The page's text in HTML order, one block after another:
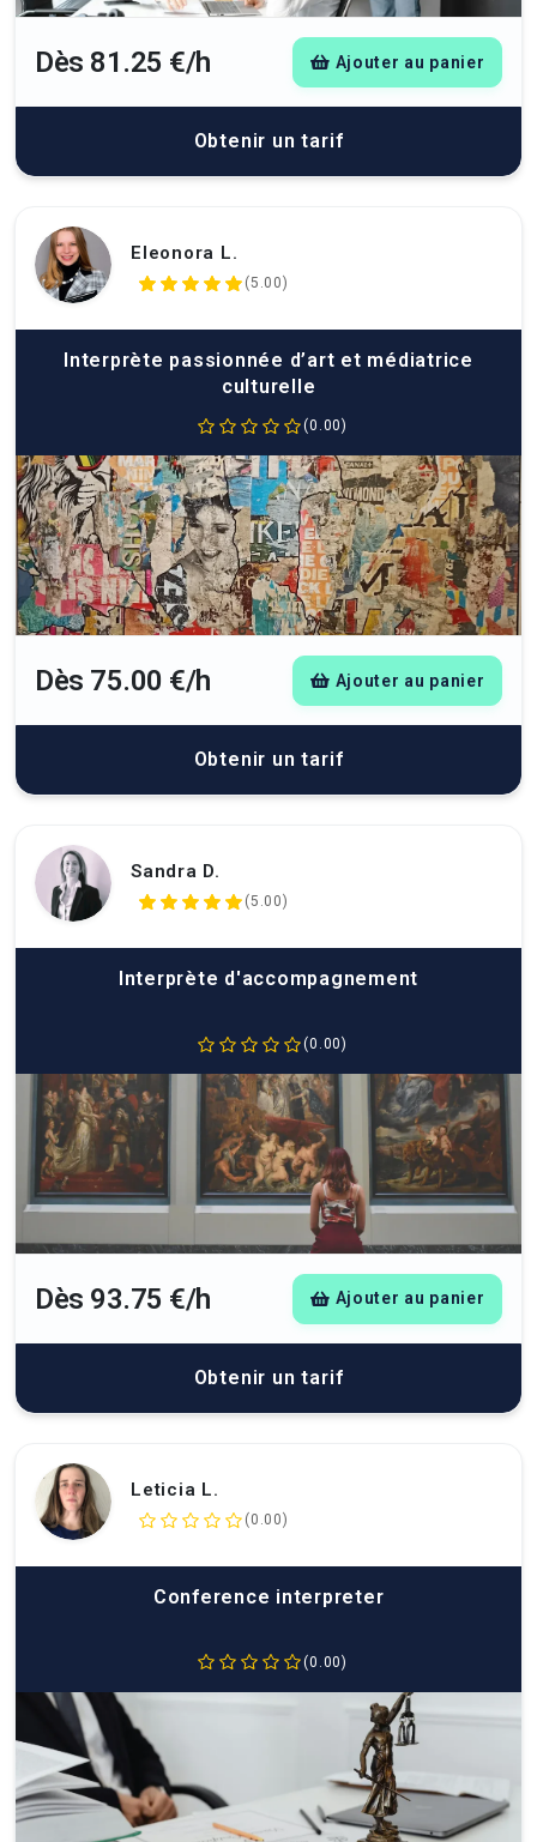
Dès 81.25 €/h Ajouter au panier
Obtenir un tarif
Eleonora L.
(5.00)
Interprète passionnée d’art et médiatrice
culturelle
(0.00)
Dès 75.00 €/h Ajouter au panier
Obtenir un tarif
Sandra D.
(5.00)
Interprète d'accompagnement
(0.00)
Dès 93.75 €/h Ajouter au panier
Obtenir un tarif
Leticia L.
(0.00)
Conference interpreter
(0.00)